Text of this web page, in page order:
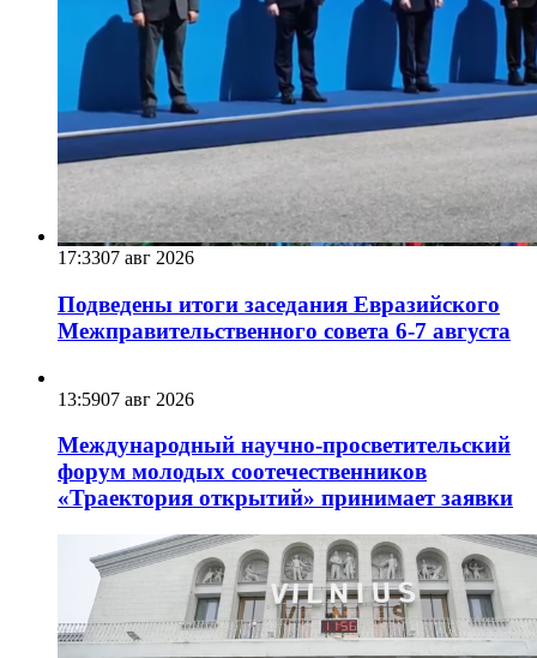
17:3307 авг 2026
Подведены итоги заседания Евразийского
Межправительственного совета 6-7 августа
13:5907 авг 2026
Международный научно-просветительский
форум молодых соотечественников
«Траектория открытий» принимает заявки